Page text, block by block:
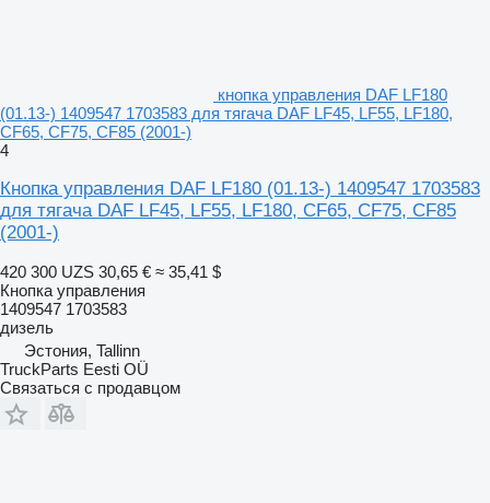
кнопка управления DAF LF180
(01.13-) 1409547 1703583 для тягача DAF LF45, LF55, LF180,
CF65, CF75, CF85 (2001-)
4
Кнопка управления DAF LF180 (01.13-) 1409547 1703583
для тягача DAF LF45, LF55, LF180, CF65, CF75, CF85
(2001-)
420 300 UZS 30,65 € ≈ 35,41 $
Кнопка управления
1409547 1703583
дизель
Эстония, Tallinn
TruckParts Eesti OÜ
Связаться с продавцом